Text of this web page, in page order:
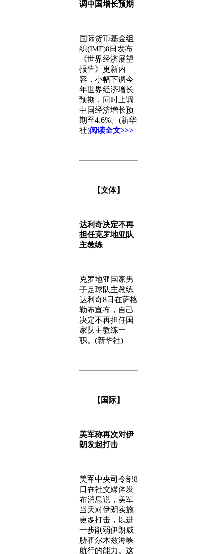
调中国增长预期
国际货币基金组
织(IMF)8日发布
《世界经济展望
报告》更新内
容，小幅下调今
年世界经济增长
预期，同时上调
中国经济增长预
期至4.6%。(新华
社)阅读全文>>>
【文体】
达利奇决定不再
担任克罗地亚队
主教练
克罗地亚国家男
子足球队主教练
达利奇8日在萨格
勒布宣布，自己
决定不再担任国
家队主教练一
职。(新华社)
【国际】
美军称再次对伊
朗发起打击
美军中央司令部8
日在社交媒体发
布消息说，美军
当天对伊朗实施
更多打击，以进
一步削弱伊朗威
胁霍尔木兹海峡
航行的能力。这